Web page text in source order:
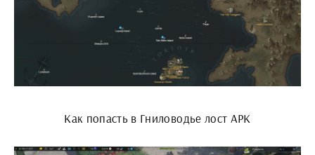
Как попасть в Гниловодье лост АРК